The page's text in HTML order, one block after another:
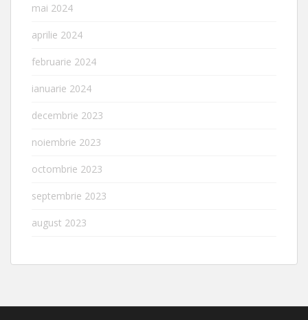
mai 2024
aprilie 2024
februarie 2024
ianuarie 2024
decembrie 2023
noiembrie 2023
octombrie 2023
septembrie 2023
august 2023